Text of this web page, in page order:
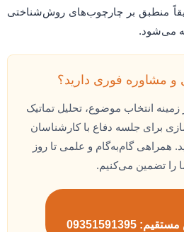
منطبق بر چارچوب‌های روش‌شناختی
می‌شود.
و مشاوره فوری دارید؟
زمینه انتخاب موضوع، تحلیل تماتیک
برای جلسه دفاع با کارشناسان
همراهی گام‌به‌گام و علمی تا روز
را تضمین می‌کنیم.
09351591395